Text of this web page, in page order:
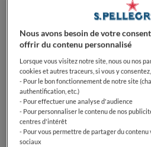
Nous avons besoin de votre
offrir du contenu personnalisé
Lorsque vous visitez notre site, nous ou nos
cookies et autres traceurs, si vous y
- Pour le bon fonctionnement de notre site
authentification, etc.)
- Pour effectuer une analyse d'audience
- Pour personnaliser le contenu de nos
centres d'intérêt
- Pour vous permettre de partager du contenu
sociaux